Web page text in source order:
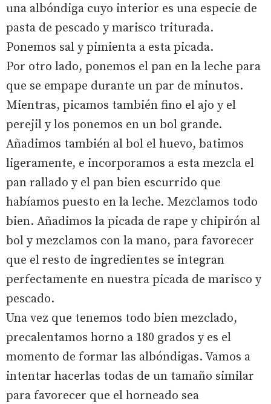
una albóndiga cuyo interior es una especie de
pasta de pescado y marisco triturada.
Ponemos sal y pimienta a esta picada.
Por otro lado, ponemos el pan en la leche para
que se empape durante un par de minutos.
Mientras, picamos también fino el ajo y el
perejil y los ponemos en un bol grande.
Añadimos también al bol el huevo, batimos
ligeramente, e incorporamos a esta mezcla el
pan rallado y el pan bien escurrido que
habíamos puesto en la leche. Mezclamos todo
bien. Añadimos la picada de rape y chipirón al
bol y mezclamos con la mano, para favorecer
que el resto de ingredientes se integran
perfectamente en nuestra picada de marisco y
pescado.
Una vez que tenemos todo bien mezclado,
precalentamos horno a 180 grados y es el
momento de formar las albóndigas. Vamos a
intentar hacerlas todas de un tamaño similar
para favorecer que el horneado sea